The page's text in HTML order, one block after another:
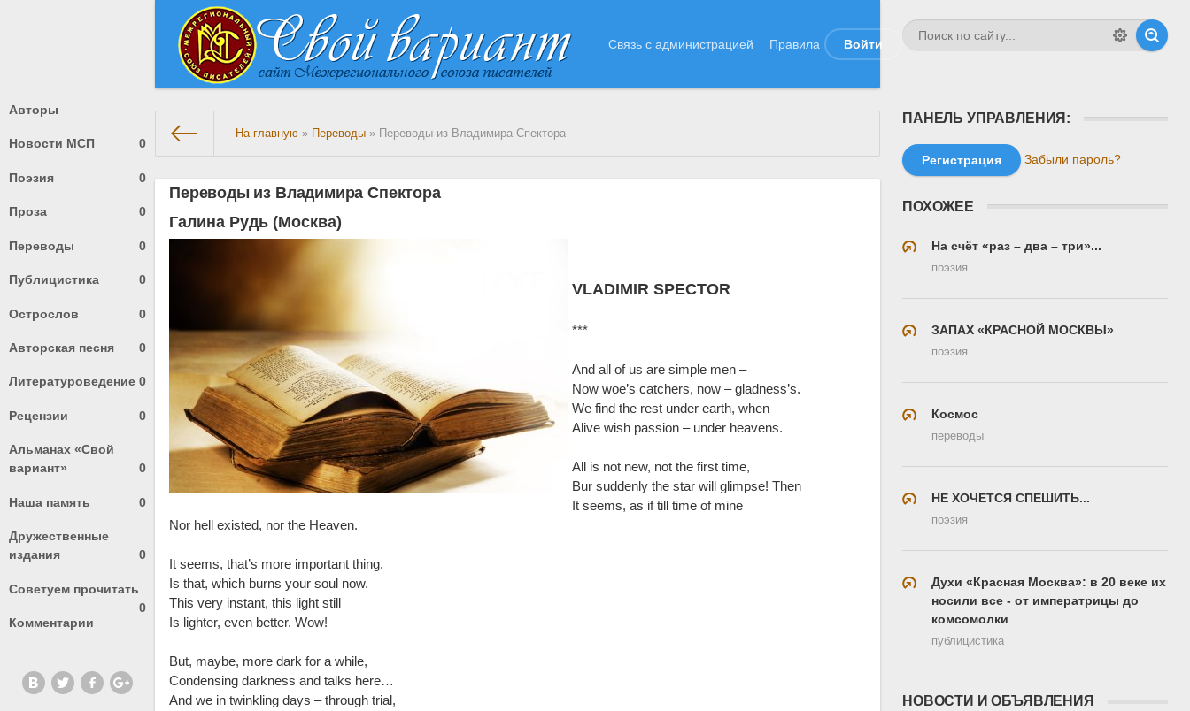
Связь с администрацией Правила Войти
Авторы
Новости МСП 0
Поэзия 0
Проза 0
Переводы 0
Публицистика 0
Острослов 0
Авторская песня 0
Литературоведение 0
Рецензии 0
Альманах «Свой
вариант»
0
Наша память 0
Дружественные
издания
0
Советуем прочитать
0
Комментарии
На главную » Переводы » Переводы из Владимира Спектора
Переводы из Владимира Спектора
Галина Рудь (Москва)
VLADIMIR SPECTOR
***
And all of us are simple men –
Now woe’s catchers, now – gladness’s.
We find the rest under earth, when
Alive wish passion – under heavens.
All is not new, not the first time,
Bur suddenly the star will glimpse! Then
It seems, as if till time of mine
Nor hell existed, nor the Heaven.
It seems, that’s more important thing,
Is that, which burns your soul now.
This very instant, this light still
Is lighter, even better. Wow!
But, maybe, more dark for a while,
Condensing darkness and talks here…
And we in twinkling days – through trial,
ПАНЕЛЬ УПРАВЛЕНИЯ:
Регистрация Забыли пароль?
ПОХОЖЕЕ
На счёт «раз – два – три»...
поэзия
ЗАПАХ «КРАСНОЙ МОСКВЫ»
поэзия
Космос
переводы
НЕ ХОЧЕТСЯ СПЕШИТЬ...
поэзия
Духи «Красная Москва»: в 20 веке их
носили все - от императрицы до
комсомолки
публицистика
НОВОСТИ И ОБЪЯВЛЕНИЯ